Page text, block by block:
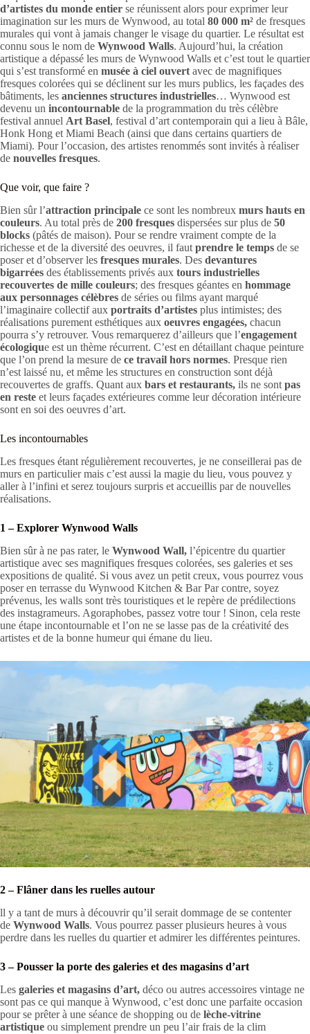
d’artistes du monde entier se réunissent alors pour exprimer leur
imagination sur les murs de Wynwood, au total 80 000 m² de fresques
murales qui vont à jamais changer le visage du quartier. Le résultat est
connu sous le nom de Wynwood Walls. Aujourd’hui, la création
artistique a dépassé les murs de Wynwood Walls et c’est tout le quartier
qui s’est transformé en musée à ciel ouvert avec de magnifiques
fresques colorées qui se déclinent sur les murs publics, les façades des
bâtiments, les anciennes structures industrielles… Wynwood est
devenu un incontournable de la programmation du très célèbre
festival annuel Art Basel, festival d’art contemporain qui a lieu à Bâle,
Honk Hong et Miami Beach (ainsi que dans certains quartiers de
Miami). Pour l’occasion, des artistes renommés sont invités à réaliser
de nouvelles fresques.
Que voir, que faire ?
Bien sûr l’attraction principale ce sont les nombreux murs hauts en
couleurs. Au total près de 200 fresques dispersées sur plus de 50
blocks (pâtés de maison). Pour se rendre vraiment compte de la
richesse et de la diversité des oeuvres, il faut prendre le temps de se
poser et d’observer les fresques murales. Des devantures
bigarrées des établissements privés aux tours industrielles
recouvertes de mille couleurs; des fresques géantes en hommage
aux personnages célèbres de séries ou films ayant marqué
l’imaginaire collectif aux portraits d’artistes plus intimistes; des
réalisations purement esthétiques aux oeuvres engagées, chacun
pourra s’y retrouver. Vous remarquerez d’ailleurs que l’engagement
écologique est un thème récurrent. C’est en détaillant chaque peinture
que l’on prend la mesure de ce travail hors normes. Presque rien
n’est laissé nu, et même les structures en construction sont déjà
recouvertes de graffs. Quant aux bars et restaurants, ils ne sont pas
en reste et leurs façades extérieures comme leur décoration intérieure
sont en soi des oeuvres d’art.
Les incontournables
Les fresques étant régulièrement recouvertes, je ne conseillerai pas de
murs en particulier mais c’est aussi la magie du lieu, vous pouvez y
aller à l’infini et serez toujours surpris et accueillis par de nouvelles
réalisations.
1 – Explorer Wynwood Walls
Bien sûr à ne pas rater, le Wynwood Wall, l’épicentre du quartier
artistique avec ses magnifiques fresques colorées, ses galeries et ses
expositions de qualité. Si vous avez un petit creux, vous pourrez vous
poser en terrasse du Wynwood Kitchen & Bar Par contre, soyez
prévenus, les walls sont très touristiques et le repère de prédilections
des instagrameurs. Agoraphobes, passez votre tour ! Sinon, cela reste
une étape incontournable et l’on ne se lasse pas de la créativité des
artistes et de la bonne humeur qui émane du lieu.
2 – Flâner dans les ruelles autour
ll y a tant de murs à découvrir qu’il serait dommage de se contenter
de Wynwood Walls. Vous pourrez passer plusieurs heures à vous
perdre dans les ruelles du quartier et admirer les différentes peintures.
3 – Pousser la porte des galeries et des magasins d’art
Les galeries et magasins d’art, déco ou autres accessoires vintage ne
sont pas ce qui manque à Wynwood, c’est donc une parfaite occasion
pour se prêter à une séance de shopping ou de lèche-vitrine
artistique ou simplement prendre un peu l’air frais de la clim